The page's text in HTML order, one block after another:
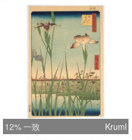
12% 一致 Kruml